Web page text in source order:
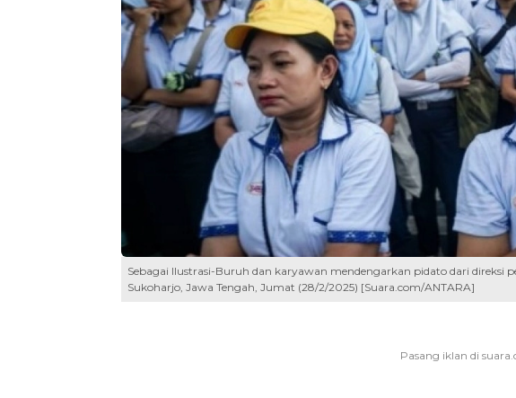
Sebagai Ilustrasi-Buruh dan karyawan mendengarkan pidato dari direksi
Sukoharjo, Jawa Tengah, Jumat (28/2/2025) [Suara.com/ANTARA]